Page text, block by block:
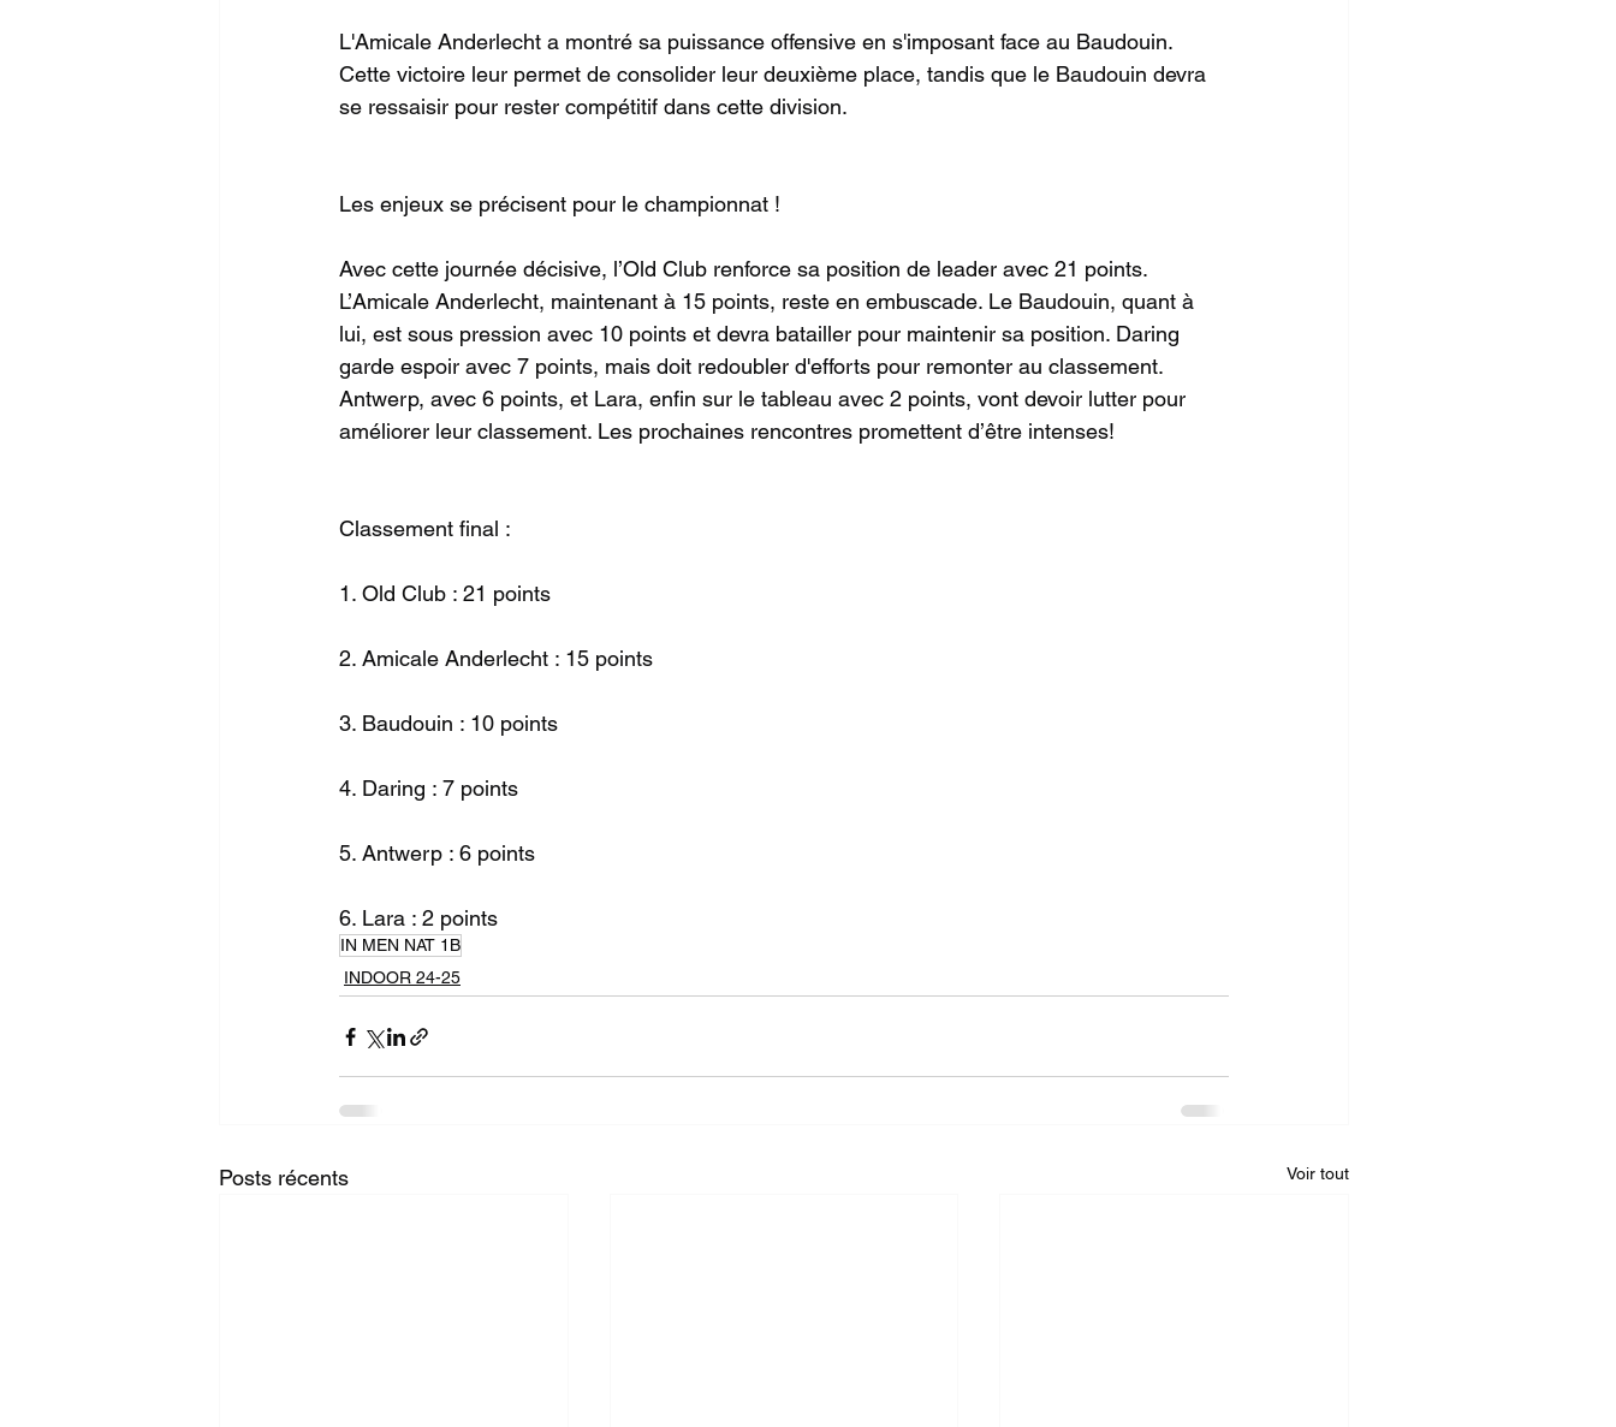
L'Amicale Anderlecht a montré sa puissance offensive en s'imposant face au Baudouin.
Cette victoire leur permet de consolider leur deuxième place, tandis que le Baudouin devra
se ressaisir pour rester compétitif dans cette division.
Les enjeux se précisent pour le championnat !
Avec cette journée décisive, l’Old Club renforce sa position de leader avec 21 points.
L’Amicale Anderlecht, maintenant à 15 points, reste en embuscade. Le Baudouin, quant à
lui, est sous pression avec 10 points et devra batailler pour maintenir sa position. Daring
garde espoir avec 7 points, mais doit redoubler d'efforts pour remonter au classement.
Antwerp, avec 6 points, et Lara, enfin sur le tableau avec 2 points, vont devoir lutter pour
améliorer leur classement. Les prochaines rencontres promettent d’être intenses!
Classement final :
1. Old Club : 21 points
2. Amicale Anderlecht : 15 points
3. Baudouin : 10 points
4. Daring : 7 points
5. Antwerp : 6 points
6. Lara : 2 points
IN MEN NAT 1B
INDOOR 24-25
Posts récents Voir tout